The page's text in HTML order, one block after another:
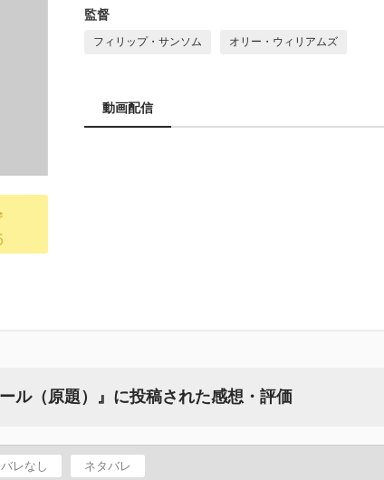
監督
フィリップ・サンソム オリー・ウィリアムズ
動画配信
ル（原題）』に投稿された感想・評価
レなし ネタバレ